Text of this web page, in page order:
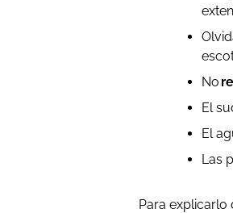
No
El
El
Las
Para explicarlo